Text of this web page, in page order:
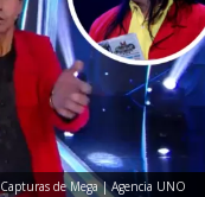
Capturas de Mega | Agencia UNO